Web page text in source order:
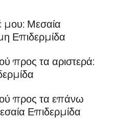
μου: Μεσαία
Επιδερμίδα
προς τα αριστερά:
προς τα επάνω
Επιδερμίδα